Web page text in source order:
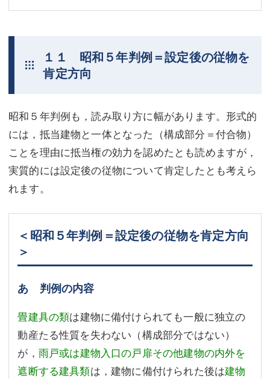
１１ 昭和５年判例＝設定後の従物を
肯定方向
昭和５年判例も，読み取り方に幅があります。形式的
には，抵当建物と一体となった（構成部分＝付合物）
ことを理由に抵当権の効力を認めたとも読めますが，
実質的には設定後の従物について肯定したとも考えら
れます。
＜昭和５年判例＝設定後の従物を肯定方向
＞
あ 判例の内容
畳建具の類は建物に備付けられても一般に独立の
動産たる性質を失わない（構成部分ではない）
が， 雨戸或は建物入口の戸扉その他建物の内外を
遮断する建具類は，建物に備付けられた後は建物